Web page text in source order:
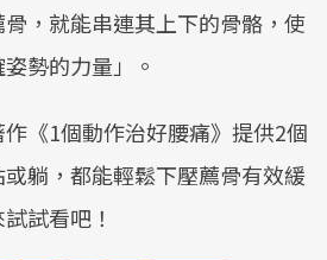
，就能串連其上下的骨骼，使
勢的力量」。
《1個動作治好腰痛》提供2個
躺，都能輕鬆下壓薦骨有效緩
試看吧！